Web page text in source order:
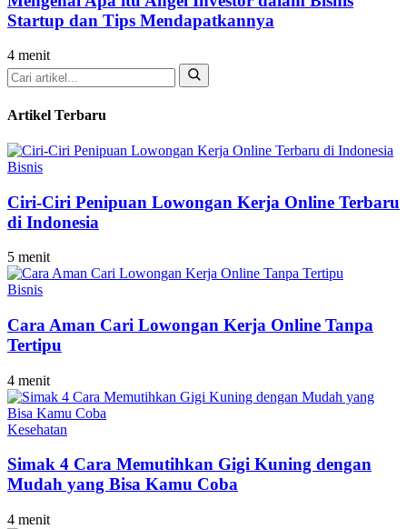
Startup dan Tips Mendapatkannya
4 menit
Cari
Artikel Terbaru
Bisnis
Ciri-Ciri Penipuan Lowongan Kerja Online Terbaru
di Indonesia
5 menit
Bisnis
Cara Aman Cari Lowongan Kerja Online Tanpa
Tertipu
4 menit
Kesehatan
Simak 4 Cara Memutihkan Gigi Kuning dengan
Mudah yang Bisa Kamu Coba
4 menit